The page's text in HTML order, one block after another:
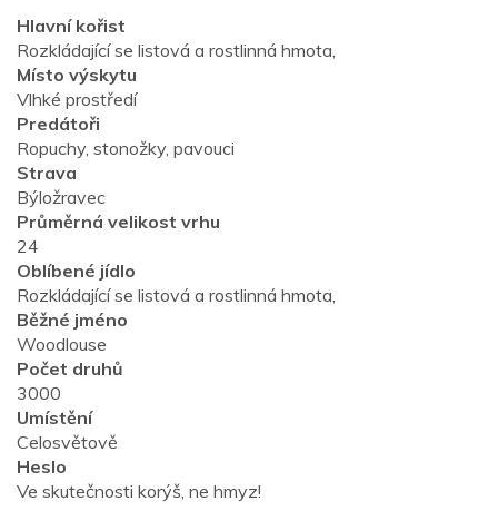
Hlavní kořist
Rozkládající se listová a rostlinná hmota,
Místo výskytu
Vlhké prostředí
Predátoři
Ropuchy, stonožky, pavouci
Strava
Býložravec
Průměrná velikost vrhu
24
Oblíbené jídlo
Rozkládající se listová a rostlinná hmota,
Běžné jméno
Woodlouse
Počet druhů
3000
Umístění
Celosvětově
Heslo
Ve skutečnosti korýš, ne hmyz!